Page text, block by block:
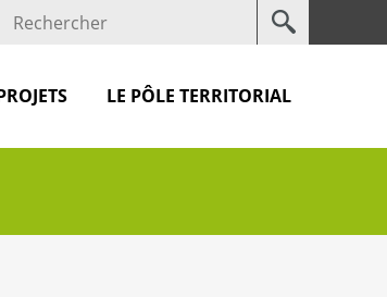
Votre
LE PÔLE TERRITORIAL